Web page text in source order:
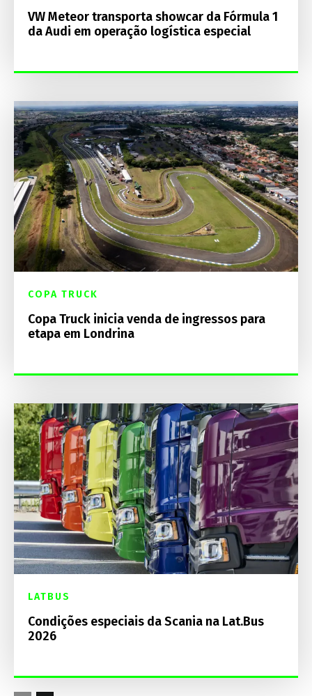
VW Meteor transporta showcar da Fórmula 1
da Audi em operação logística especial
COPA TRUCK
Copa Truck inicia venda de ingressos para
etapa em Londrina
LATBUS
Condições especiais da Scania na Lat.Bus
2026